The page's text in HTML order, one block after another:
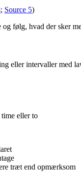
; Source 5)
følg, hvad der sker
eller intervaller med
eller to
træt end opmærksom